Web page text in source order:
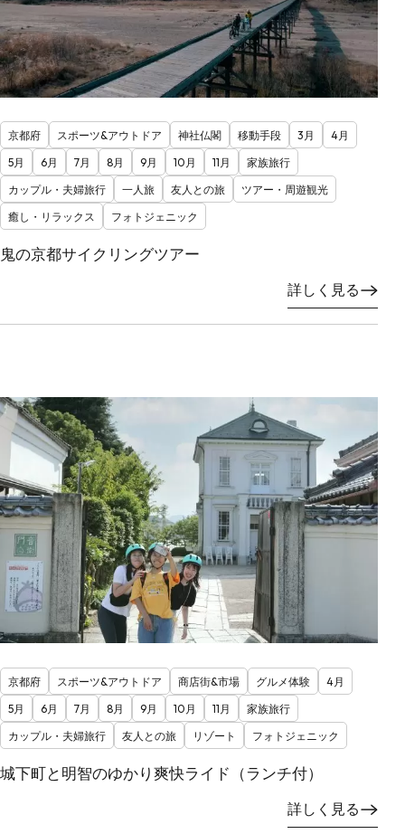
京都府 スポーツ&アウトドア 神社仏閣 移動手段 3月
4月
5月
6月 7月 8月 9月 10月 11月
家族旅行
カップル・夫婦旅行
一人旅 友人との旅
ツアー・周遊観光
癒し・リラックス
フォトジェニック
鬼の京都サイクリングツアー
詳しく見る
京都府 スポーツ&アウトドア 商店街&市場 グルメ体験
4月
5月
6月 7月 8月 9月 10月 11月
家族旅行
カップル・夫婦旅行
友人との旅 リゾート フォトジェニック
城下町と明智のゆかり爽快ライド（ランチ付）
詳しく見る